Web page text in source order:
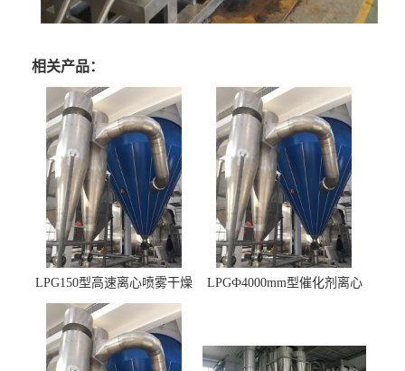
相关产品：
LPG150型高速离心喷雾干燥
机 φ2.85m
LPGФ4000mm型催化剂离心